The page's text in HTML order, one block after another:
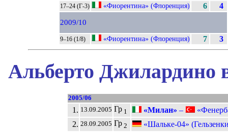
17–24 (Г-3) «Фиорентина» (Флоренция) 6 4
2009/10
9–16 (1/8) «Фиорентина» (Флоренция) 7 3
Альберто Джилардино
2005/06
1. 13.09.2005 Гр 1 «Милан» –
2. 28.09.2005 Гр 2
«Шальке-04»